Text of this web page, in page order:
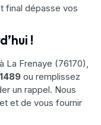
final dépasse vos
!
La Frenaye (76170),
ou remplissez
un rappel. Nous
et de vous fournir